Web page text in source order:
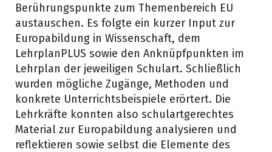
Berührungspunkte zum Themenbereich EU
austauschen. Es folgte ein kurzer Input zur
Europabildung in Wissenschaft, dem
LehrplanPLUS sowie den Anknüpfpunkten im
Lehrplan der jeweiligen Schulart. Schließlich
wurden mögliche Zugänge, Methoden und
konkrete Unterrichtsbeispiele erörtert. Die
Lehrkräfte konnten also schulartgerechtes
Material zur Europabildung analysieren und
reflektieren sowie selbst die Elemente des